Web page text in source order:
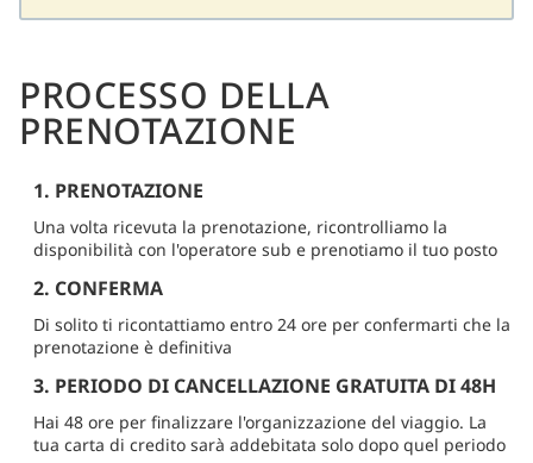
PROCESSO DELLA
PRENOTAZIONE
1. PRENOTAZIONE
Una volta ricevuta la prenotazione, ricontrolliamo la
disponibilità con l'operatore sub e prenotiamo il tuo posto
2. CONFERMA
Di solito ti ricontattiamo entro 24 ore per confermarti che la
prenotazione è definitiva
3. PERIODO DI CANCELLAZIONE GRATUITA DI 48H
Hai 48 ore per finalizzare l'organizzazione del viaggio. La
tua carta di credito sarà addebitata solo dopo quel periodo